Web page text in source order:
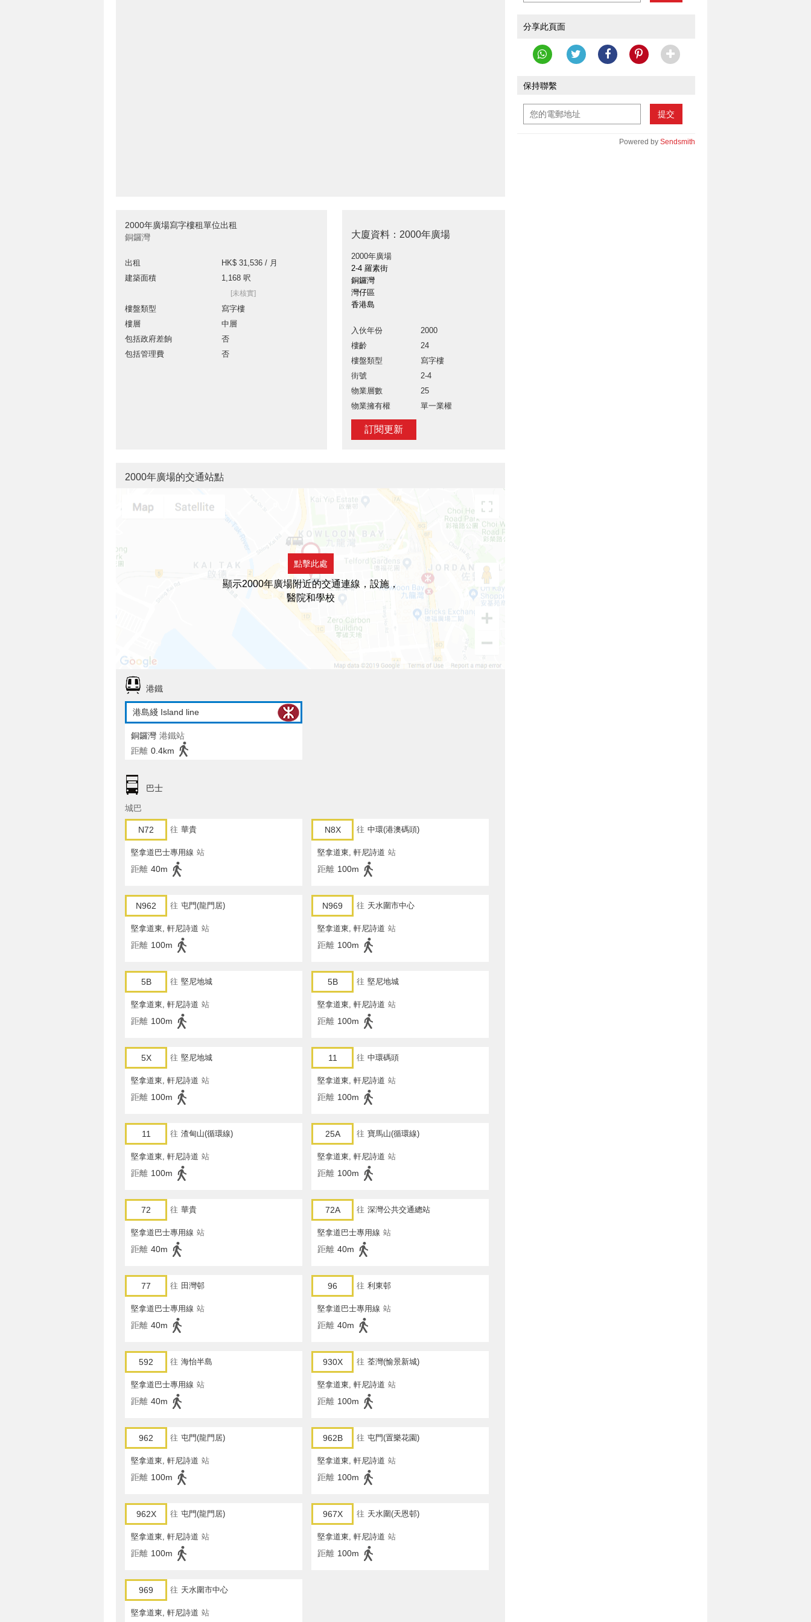
2000年廣場寫字樓租單位出租
銅鑼灣
出租
HK$ 31,536 / 月
建築面積
1,168 呎
[未核實]
樓盤類型
寫字樓
樓層
中層
包括政府差餉
否
包括管理費
否
大廈資料：2000年廣場
2000年廣場
2-4 羅素街
銅鑼灣
灣仔區
香港島
入伙年份
2000
樓齡
24
樓盤類型
寫字樓
街號
2-4
物業層數
25
物業擁有權
單一業權
訂閱更新
分享此頁面
保持聯繫
提交
Powered by Sendsmith
2000年廣場的交通站點
點擊此處
顯示2000年廣場附近的交通連線，設施，
醫院和學校
港鐵
港島綫 Island line
銅鑼灣 港鐵站
距離 0.4km
巴士
城巴
N72 往 華貴
堅拿道巴士專用線 站
距離 40m
N8X 往 中環(港澳碼頭)
堅拿道東, 軒尼詩道 站
距離 100m
N962 往 屯門(龍門居)
堅拿道東, 軒尼詩道 站
距離 100m
N969 往 天水圍市中心
堅拿道東, 軒尼詩道 站
距離 100m
5B 往 堅尼地城
堅拿道東, 軒尼詩道 站
距離 100m
5B 往 堅尼地城
堅拿道東, 軒尼詩道 站
距離 100m
5X 往 堅尼地城
堅拿道東, 軒尼詩道 站
距離 100m
11 往 中環碼頭
堅拿道東, 軒尼詩道 站
距離 100m
11 往 渣甸山(循環線)
堅拿道東, 軒尼詩道 站
距離 100m
25A 往 寶馬山(循環線)
堅拿道東, 軒尼詩道 站
距離 100m
72 往 華貴
堅拿道巴士專用線 站
距離 40m
72A 往 深灣公共交通總站
堅拿道巴士專用線 站
距離 40m
77 往 田灣邨
堅拿道巴士專用線 站
距離 40m
96 往 利東邨
堅拿道巴士專用線 站
距離 40m
592 往 海怡半島
堅拿道巴士專用線 站
距離 40m
930X 往 荃灣(愉景新城)
堅拿道東, 軒尼詩道 站
距離 100m
962 往 屯門(龍門居)
堅拿道東, 軒尼詩道 站
距離 100m
962B 往 屯門(置樂花園)
堅拿道東, 軒尼詩道 站
距離 100m
962X 往 屯門(龍門居)
堅拿道東, 軒尼詩道 站
距離 100m
967X 往 天水圍(天恩邨)
堅拿道東, 軒尼詩道 站
距離 100m
969 往 天水圍市中心
堅拿道東, 軒尼詩道 站